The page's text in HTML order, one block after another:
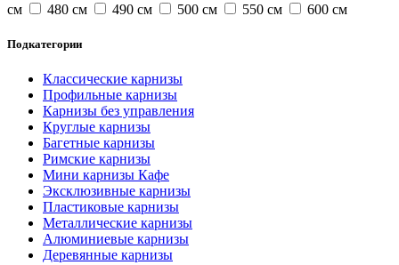
см
480 см 490 см 500 см 550 см 600 см
Подкатегории
Классические карнизы
Профильные карнизы
Карнизы без управления
Круглые карнизы
Багетные карнизы
Римские карнизы
Мини карнизы Кафе
Эксклюзивные карнизы
Пластиковые карнизы
Металлические карнизы
Алюминиевые карнизы
Деревянные карнизы